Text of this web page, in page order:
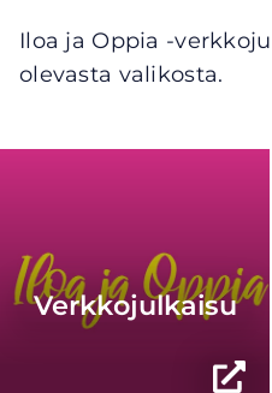
website)
ikkunaan
siirtyy
toiselle
Iloa ja Oppia -
olevasta valikosta.
Verkkojulkaisu